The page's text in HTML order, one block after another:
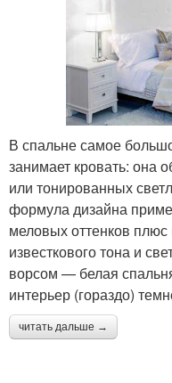
В спальне самое
занимает кровать: она
или тонированных
формула дизайна
меловых оттенков
известкового тона и
ворсом — белая
интерьер (гораздо)
читать дальше →